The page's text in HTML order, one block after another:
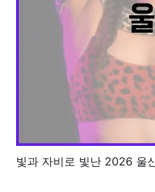
빛과 자비로 빛난 2026 울